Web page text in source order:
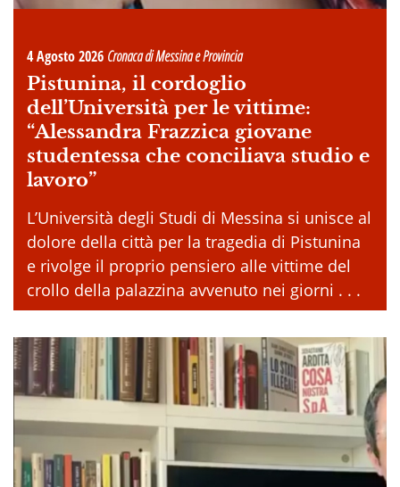
4 Agosto 2026 Cronaca di Messina e Provincia
Pistunina, il cordoglio
dell’Università per le vittime:
“Alessandra Frazzica giovane
studentessa che conciliava studio e
lavoro”
L’Università degli Studi di Messina si unisce al
dolore della città per la tragedia di Pistunina
e rivolge il proprio pensiero alle vittime del
crollo della palazzina avvenuto nei giorni . . .